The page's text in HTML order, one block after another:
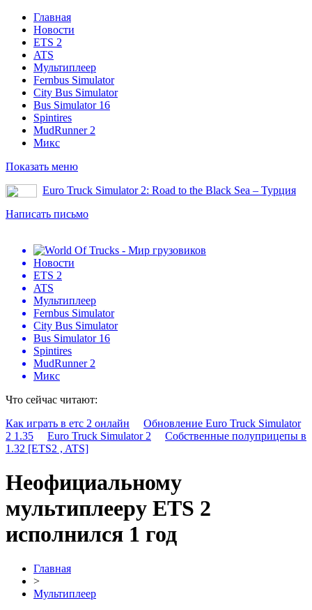
Главная
Новости
ETS 2
ATS
Мультиплеер
Fernbus Simulator
City Bus Simulator
Bus Simulator 16
Spintires
MudRunner 2
Микс
Показать меню
Euro Truck Simulator 2: Road to the Black Sea – Турция
Написать письмо
Новости
ETS 2
ATS
Мультиплеер
Fernbus Simulator
City Bus Simulator
Bus Simulator 16
Spintires
MudRunner 2
Микс
Что сейчас читают:
Как играть в етс 2 онлайн
Обновление Euro Truck Simulator
2 1.35
Euro Truck Simulator 2
Собственные полуприцепы в
1.32 [ETS2 , ATS]
Неофициальному
мультиплееру ETS 2
исполнился 1 год
Главная
>
Мультиплеер